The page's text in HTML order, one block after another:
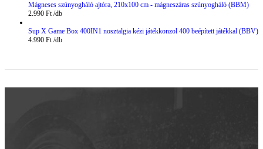
Mágneses szúnyogháló ajtóra, 210x100 cm - mágneszáras szúnyogháló (BBM)
2.990 Ft
Sup X Game Box 400IN1 nosztalgia kézi játékkonzol 400 beépített játékkal (BBV)
4.990 Ft